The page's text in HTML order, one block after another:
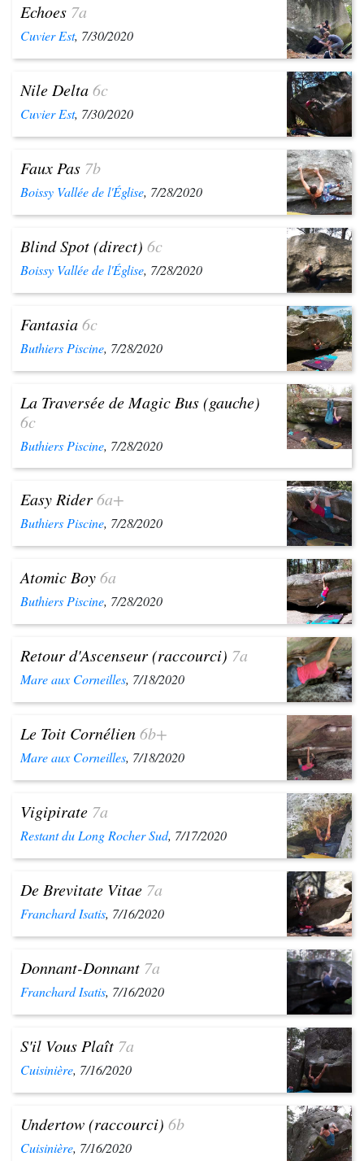
Echoes 7a
Cuvier Est, 7/30/2020
Nile Delta6c
Cuvier Est, 7/30/2020
Faux Pas 7b
Boissy Vallée de l'Église, 7/28/2020
Blind Spot (direct) 6c
Boissy Vallée de l'Église, 7/28/2020
Fantasia6c
Buthiers Piscine, 7/28/2020
La Traversée de Magic Bus (gauche)
6c
Buthiers Piscine, 7/28/2020
Easy Rider6a+
Buthiers Piscine, 7/28/2020
Atomic Boy6a
Buthiers Piscine, 7/28/2020
Retour d'Ascenseur (raccourci) 7a
Mare aux Corneilles, 7/18/2020
Le Toit Cornélien6b+
Mare aux Corneilles, 7/18/2020
Vigipirate 7a
Restant du Long Rocher Sud, 7/17/2020
De Brevitate Vitae 7a
Franchard Isatis, 7/16/2020
Donnant-Donnant 7a
Franchard Isatis, 7/16/2020
S'il Vous Plaît 7a
Cuisinière, 7/16/2020
Undertow (raccourci) 6b
Cuisinière, 7/16/2020